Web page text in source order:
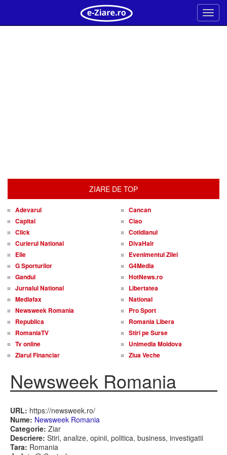
Meniu
ZIARE DE TOP
Adevarul
Cancan
Capital
Ciao
Click
Cotidianul
Curierul National
DivaHair
Elle
Evenimentul Zilei
G Sporturilor
G4Media
Gandul
HotNews.ro
Jurnalul National
Libertatea
Mediafax
National
Newsweek Romania
Pro Sport
Republica
Romania Libera
RomaniaTV
Stiri pe Surse
Tv online
Unimedia Moldova
Ziarul Financiar
Ziua Veche
Newsweek Romania
URL: https://newsweek.ro/
Nume: Newsweek Romania
Categorie: Ziar
Descriere: Stiri, analize, opinii, politica, business, investigatii
Tara: Romania